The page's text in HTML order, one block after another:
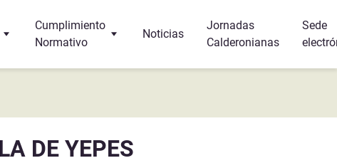
y dormir?
Cumplimiento
Normativo
Canal Interno de Información
Noticias
Jornadas
Calderonianas
Sede
DE YEPES